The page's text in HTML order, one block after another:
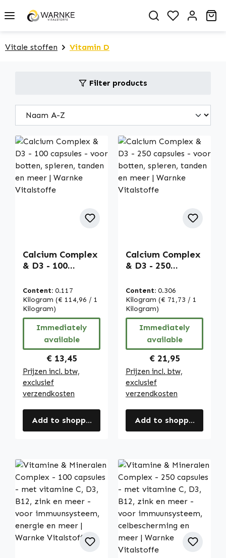
content You have 0
Vitale stoffen Vitamin D
Filter products
Calcium Complex
& D3 - 100
botten, spieren,
tanden en meer |
Warnke
Vitalstoffe
Content: 0.117
Kilogram (€ 114,96 / 1
Kilogram)
Immediately
available
Regular price:
€ 13,45
Prijzen incl. btw,
exclusief
verzendkosten
Add to shopping cart
Calcium Complex
& D3 - 250
botten, spieren,
tanden en meer |
Warnke
Vitalstoffe
Content: 0.306
Kilogram (€ 71,73 / 1
Kilogram)
Immediately
available
Regular price:
€ 21,95
Prijzen incl. btw,
exclusief
verzendkosten
Add to shopping cart